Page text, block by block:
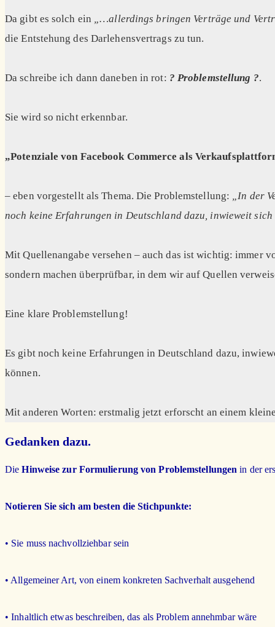
Da gibt es solch ein „…allerdings bringen Verträge und
die Entstehung des Darlehensvertrags zu tun.
Da schreibe ich dann daneben in rot: ? Problemstellung ?.
Sie wird so nicht erkennbar.
„Potenziale von Facebook Commerce als
– eben vorgestellt als Thema. Die Problemstellung: „In der
noch keine Erfahrungen in Deutschland dazu, inwieweit
Mit Quellenangabe versehen – auch das ist wichtig: immer
sondern machen überprüfbar, in dem wir auf Quellen
Eine klare Problemstellung!
Es gibt noch keine Erfahrungen in Deutschland dazu,
können.
Mit anderen Worten: erstmalig jetzt erforscht an einem
Gedanken dazu.
DieHinweise zur Formulierung von Problemstellungen in der
Notieren Sie sich am besten die Stichpunkte:
• Sie muss nachvollziehbar sein
• Allgemeiner Art, von einem konkreten Sachverhalt ausgehend
• Inhaltlich etwas beschreiben, das als Problem annehmbar wäre